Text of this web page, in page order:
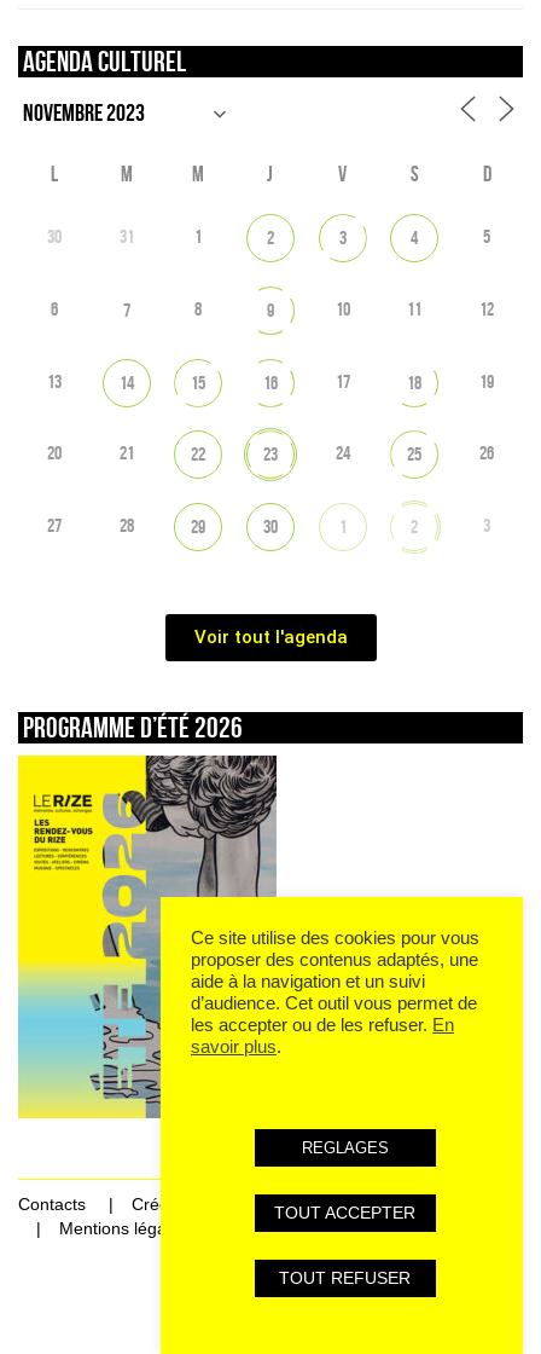
Agenda culturel
L M M J V S D
30 31 1 2 3 4 5
6 7 8 9 10 11 12
13 14 15 16 17 18 19
20 21 22 23 24 25 26
27 28 29 30 1 2 3
Voir tout l'agenda
Programme d’été 2026
Contacts
Crédits
Mentions légales et données personnelles
Ce site utilise des cookies pour vous
proposer des contenus adaptés, une
aide à la navigation et un suivi
d’audience. Cet outil vous permet de
les accepter ou de les refuser. En
savoir plus.
REGLAGES
TOUT ACCEPTER
TOUT REFUSER